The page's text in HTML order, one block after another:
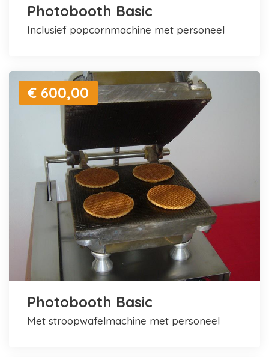
Photobooth Basic
inclusief popcornmachine met personeel
€ 600,00
Photobooth Basic
met stroopwafelmachine met personeel